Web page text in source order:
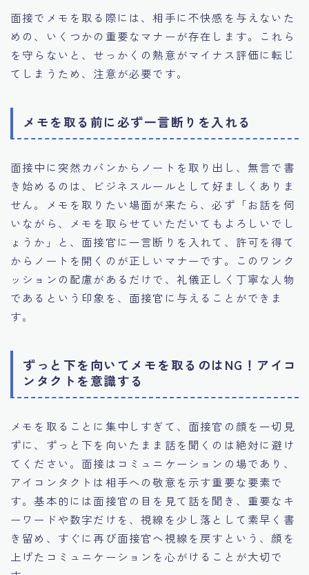
面接でメモを取る際には、相手に不快感を与えないた
めの、いくつかの重要なマナーが存在します。これら
を守らないと、せっかくの熱意がマイナス評価に転じ
てしまうため、注意が必要です。
メモを取る前に必ず一言断りを入れる
面接中に突然カバンからノートを取り出し、無言で書
き始めるのは、ビジネスルールとして好ましくありま
せん。メモを取りたい場面が来たら、必ず「お話を伺
いながら、メモを取らせていただいてもよろしいでし
ょうか」と、面接官に一言断りを入れて、許可を得て
からノートを開くのが正しいマナーです。このワンク
ッションの配慮があるだけで、礼儀正しく丁寧な人物
であるという印象を、面接官に与えることができま
す。
ずっと下を向いてメモを取るのはNG！アイコ
ンタクトを意識する
メモを取ることに集中しすぎて、面接官の顔を一切見
ずに、ずっと下を向いたまま話を聞くのは絶対に避け
てください。面接はコミュニケーションの場であり、
アイコンタクトは相手への敬意を示す重要な要素で
す。基本的には面接官の目を見て話を聞き、重要なキ
ーワードや数字だけを、視線を少し落として素早く書
き留め、すぐに再び面接官へ視線を戻すという、顔を
上げたコミュニケーションを心がけることが大切で